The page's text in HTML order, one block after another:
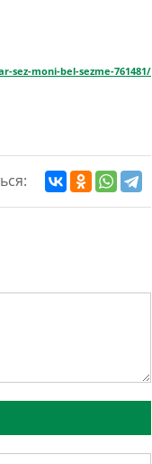
moni-bel-sezme-761481/